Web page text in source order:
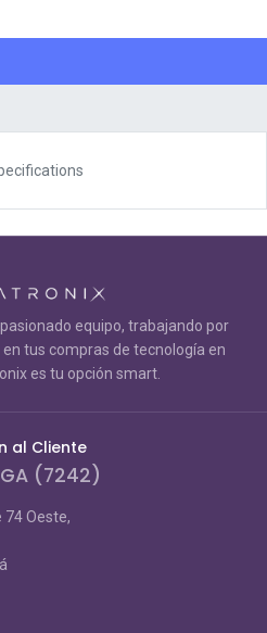
equipo, trabajando por
tus compras de tecnología en
es tu opción smart.
al Cliente
(7242)
74 Oeste,